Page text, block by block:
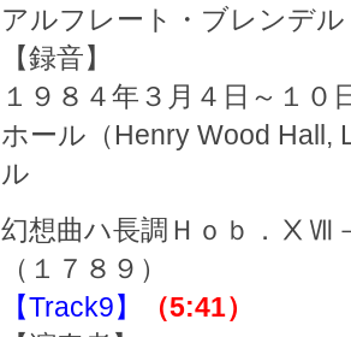
アルフレート・ブレンデ
【録音】
１９８４年３月４日～１
ホール（Henry Wood
ル
幻想曲ハ長調Ｈｏｂ．ⅩⅦ
（１７８９）
【Track9】
（5:41）